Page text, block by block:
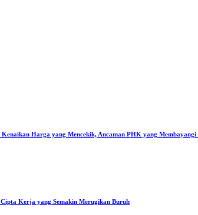
Harga yang Mencekik, Ancaman PHK yang
Kerja yang Semakin Merugikan Buruh